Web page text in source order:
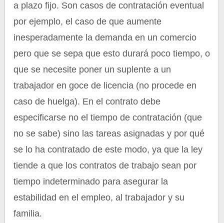
a plazo fijo. Son casos de contratación eventual
por ejemplo, el caso de que aumente
inesperadamente la demanda en un comercio
pero que se sepa que esto durará poco tiempo, o
que se necesite poner un suplente a un
trabajador en goce de licencia (no procede en
caso de huelga). En el contrato debe
especificarse no el tiempo de contratación (que
no se sabe) sino las tareas asignadas y por qué
se lo ha contratado de este modo, ya que la ley
tiende a que los contratos de trabajo sean por
tiempo indeterminado para asegurar la
estabilidad en el empleo, al trabajador y su
familia.